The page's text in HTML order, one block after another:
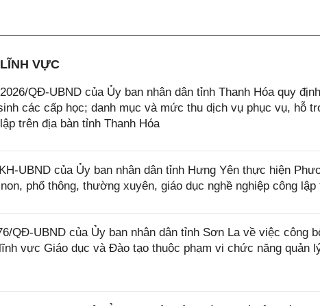
VỰC
QĐ-UBND của Ủy ban nhân dân tỉnh Thanh Hóa quy
các cấp học; danh mục và mức thu dịch vụ phục vụ, hỗ
trên địa bàn tỉnh Thanh Hóa
UBND của Ủy ban nhân dân tỉnh Hưng Yên thực hiện
phổ thông, thường xuyên, giáo dục nghề nghiệp công
QĐ-UBND của Ủy ban nhân dân tỉnh Sơn La về việc công
vực Giáo dục và Đào tạo thuộc phạm vi chức năng quản